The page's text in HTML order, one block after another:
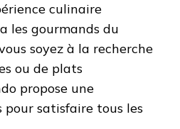
culinaire
les gourmands du
soyez à la recherche
ou de plats
propose une
pour satisfaire tous les